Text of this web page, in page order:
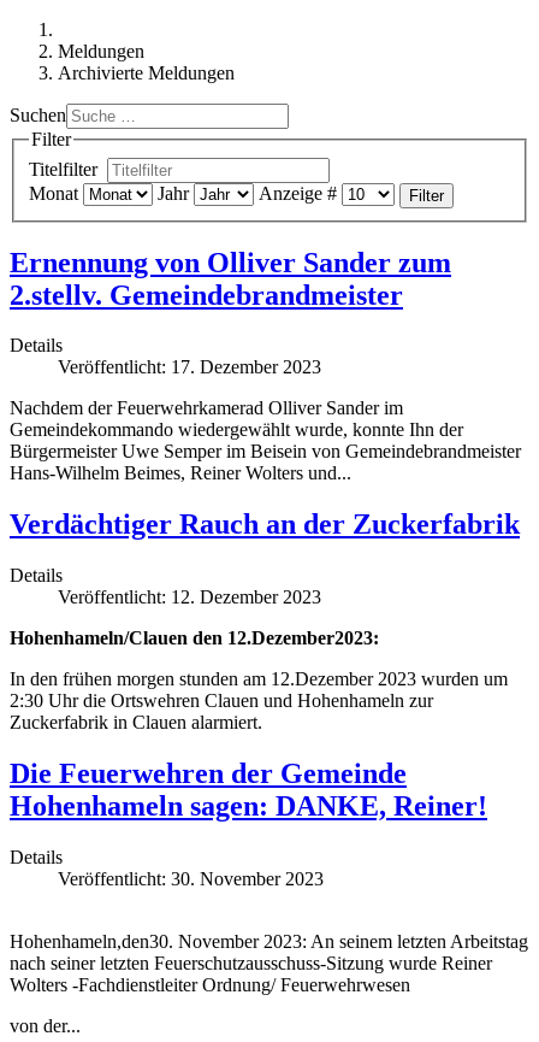
Meldungen
Archivierte Meldungen
Suchen
Filter
Titelfilter
Monat
Jahr Anzeige # Filter
Ernennung von Olliver Sander zum
2.stellv. Gemeindebrandmeister
Details
Veröffentlicht: 17. Dezember 2023
Nachdem der Feuerwehrkamerad Olliver Sander im
Gemeindekommando wiedergewählt wurde, konnte Ihn der
Bürgermeister Uwe Semper im Beisein von Gemeindebrandmeister
Hans-Wilhelm Beimes, Reiner Wolters und...
Verdächtiger Rauch an der Zuckerfabrik
Details
Veröffentlicht: 12. Dezember 2023
Hohenhameln/Clauen den 12.Dezember2023:
In den frühen morgen stunden am 12.Dezember 2023 wurden um
2:30 Uhr die Ortswehren Clauen und Hohenhameln zur
Zuckerfabrik in Clauen alarmiert.
Die Feuerwehren der Gemeinde
Hohenhameln sagen: DANKE, Reiner!
Details
Veröffentlicht: 30. November 2023
Hohenhameln,den30. November 2023: An seinem letzten Arbeitstag
nach seiner letzten Feuerschutzausschuss-Sitzung wurde Reiner
Wolters -Fachdienstleiter Ordnung/ Feuerwehrwesen
von der...